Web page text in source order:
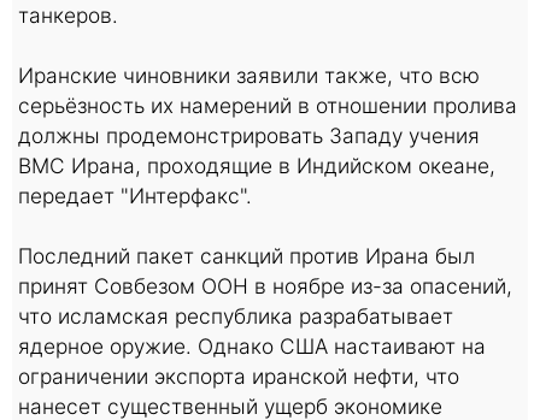
танкеров.
Иранские чиновники заявили также, что всю
серьёзность их намерений в отношении пролива
должны продемонстрировать Западу учения
ВМС Ирана, проходящие в Индийском океане,
передает "Интерфакс".
Последний пакет санкций против Ирана был
принят Совбезом ООН в ноябре из-за опасений,
что исламская республика разрабатывает
ядерное оружие. Однако США настаивают на
ограничении экспорта иранской нефти, что
нанесет существенный ущерб экономике